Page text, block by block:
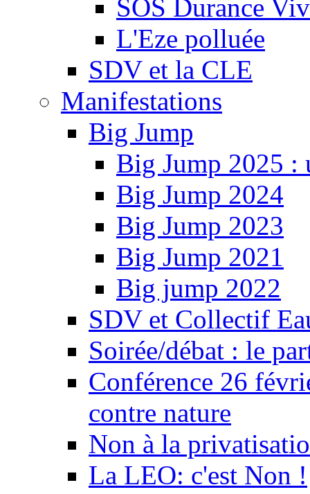
SOS Durance
L'Eze polluée
SDV et la CLE
Manifestations
Big Jump
Big Jump 2025 :
Big Jump 2024
Big Jump 2023
Big Jump 2021
Big jump 2022
SDV et Collectif
Soirée/débat : le
Conférence 26
contre nature
Non à la
La LEO: c'est Non !